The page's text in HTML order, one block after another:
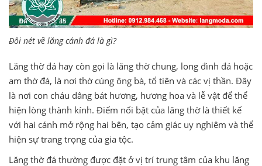
Đôi nét về lăng cánh đá là gì?
Lăng thờ đá hay còn gọi là lăng thờ chung, long đình đá hoặc
am thờ đá, là nơi thờ cúng ông bà, tổ tiên và các vị thần. Đây
là nơi con cháu dâng bát hương, hương hoa và lễ vật để thể
hiện lòng thành kính. Điểm nổi bật của lăng thờ là thiết kế
với hai cánh mở rộng hai bên, tạo cảm giác uy nghiêm và thể
hiện sự trang trọng của gia tộc.
Lăng thờ đá thường được đặt ở vị trí trung tâm của khu lăng